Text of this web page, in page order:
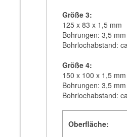
Größe 3:
125 x 83 x 1,5 mm
Bohrungen: 3,5 mm
Bohrlochabstand:
Größe 4:
150 x 100 x 1,5 mm
Bohrungen: 3,5 mm
Bohrlochabstand:
Oberfläche: